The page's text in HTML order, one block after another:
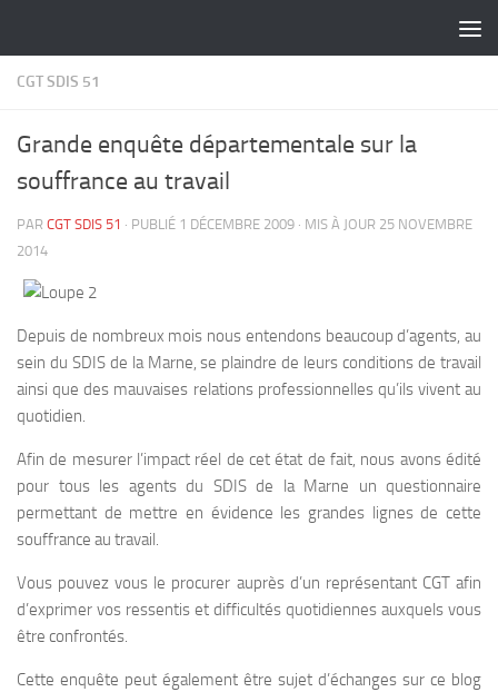
CGT SDIS 51
Grande enquête départementale sur la
souffrance au travail
PAR CGT SDIS 51 · PUBLIÉ 1 DÉCEMBRE 2009 · MIS À JOUR 25 NOVEMBRE
2014
Depuis de nombreux mois nous entendons beaucoup d’agents, au
sein du SDIS de la Marne, se plaindre de leurs conditions de travail
ainsi que des mauvaises relations professionnelles qu’ils vivent au
quotidien.
Afin de mesurer l’impact réel de cet état de fait, nous avons édité
pour tous les agents du SDIS de la Marne un questionnaire
permettant de mettre en évidence les grandes lignes de cette
souffrance au travail.
Vous pouvez vous le procurer auprès d’un représentant CGT afin
d’exprimer vos ressentis et difficultés quotidiennes auxquels vous
être confrontés.
Cette enquête peut également être sujet d’échanges sur ce blog